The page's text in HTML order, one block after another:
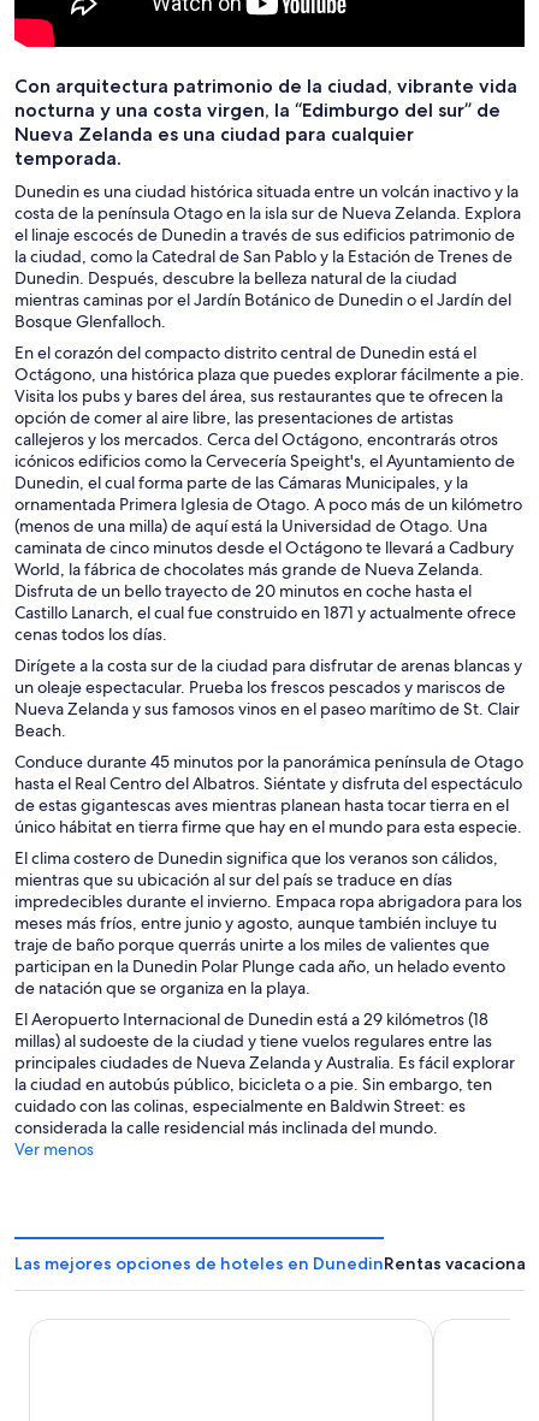
Con arquitectura patrimonio de la ciudad, vibrante vida
nocturna y una costa virgen, la “Edimburgo del sur” de
Nueva Zelanda es una ciudad para cualquier
temporada.
Dunedin es una ciudad histórica situada entre un volcán inactivo y la
costa de la península Otago en la isla sur de Nueva Zelanda. Explora
el linaje escocés de Dunedin a través de sus edificios patrimonio de
la ciudad, como la Catedral de San Pablo y la Estación de Trenes de
Dunedin. Después, descubre la belleza natural de la ciudad
mientras caminas por el Jardín Botánico de Dunedin o el Jardín del
Bosque Glenfalloch.
En el corazón del compacto distrito central de Dunedin está el
Octágono, una histórica plaza que puedes explorar fácilmente a pie.
Visita los pubs y bares del área, sus restaurantes que te ofrecen la
opción de comer al aire libre, las presentaciones de artistas
callejeros y los mercados. Cerca del Octágono, encontrarás otros
icónicos edificios como la Cervecería Speight's, el Ayuntamiento de
Dunedin, el cual forma parte de las Cámaras Municipales, y la
ornamentada Primera Iglesia de Otago. A poco más de un kilómetro
(menos de una milla) de aquí está la Universidad de Otago. Una
caminata de cinco minutos desde el Octágono te llevará a Cadbury
World, la fábrica de chocolates más grande de Nueva Zelanda.
Disfruta de un bello trayecto de 20 minutos en coche hasta el
Castillo Lanarch, el cual fue construido en 1871 y actualmente ofrece
cenas todos los días.
Dirígete a la costa sur de la ciudad para disfrutar de arenas blancas y
un oleaje espectacular. Prueba los frescos pescados y mariscos de
Nueva Zelanda y sus famosos vinos en el paseo marítimo de St. Clair
Beach.
Conduce durante 45 minutos por la panorámica península de Otago
hasta el Real Centro del Albatros. Siéntate y disfruta del espectáculo
de estas gigantescas aves mientras planean hasta tocar tierra en el
único hábitat en tierra firme que hay en el mundo para esta especie.
El clima costero de Dunedin significa que los veranos son cálidos,
mientras que su ubicación al sur del país se traduce en días
impredecibles durante el invierno. Empaca ropa abrigadora para los
meses más fríos, entre junio y agosto, aunque también incluye tu
traje de baño porque querrás unirte a los miles de valientes que
participan en la Dunedin Polar Plunge cada año, un helado evento
de natación que se organiza en la playa.
El Aeropuerto Internacional de Dunedin está a 29 kilómetros (18
millas) al sudoeste de la ciudad y tiene vuelos regulares entre las
principales ciudades de Nueva Zelanda y Australia. Es fácil explorar
la ciudad en autobús público, bicicleta o a pie. Sin embargo, ten
cuidado con las colinas, especialmente en Baldwin Street: es
considerada la calle residencial más inclinada del mundo.
Ver menos
Las mejores opciones de hoteles en DunedinRentas
Scenic Hotel Southern Cross Scenic